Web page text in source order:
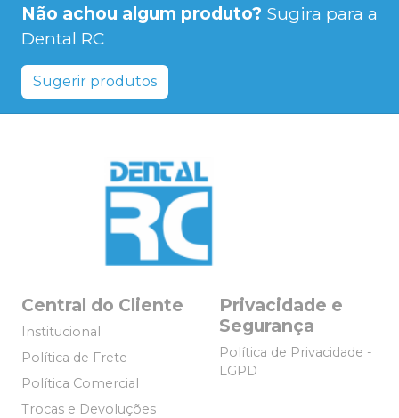
Não achou algum produto? Sugira para a
Dental RC
Sugerir produtos
Central do Cliente
Institucional
Política de Frete
Política Comercial
Trocas e Devoluções
Privacidade e
Segurança
Política de Privacidade -
LGPD